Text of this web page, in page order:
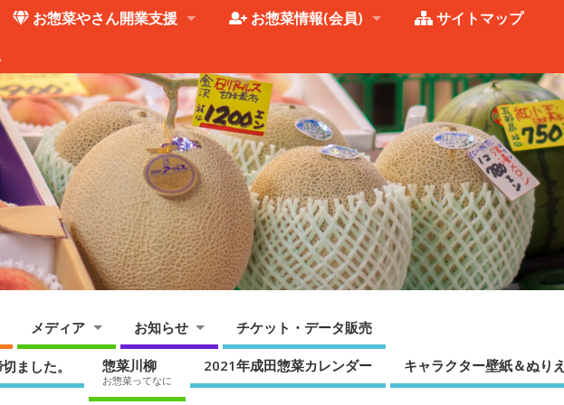
お惣菜やさん開業支援 お惣菜情報(会員)
サイトマップ
メディア お知らせ チケット・データ販売
ました。 惣菜川柳
お惣菜ってなに
2021年成田惣菜カレンダー キャラクター壁紙＆ぬりえ